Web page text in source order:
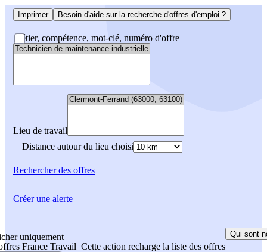
Imprimer Besoin d'aide sur la recherche d'offres d'emploi ?
Métier, compétence, mot-clé, numéro d'offre
Lieu de travail
Distance autour du lieu choisi
Rechercherdes offres
uniquement
France Travail Cette action recharge la liste des offres
Qui sont
Créer une alerte